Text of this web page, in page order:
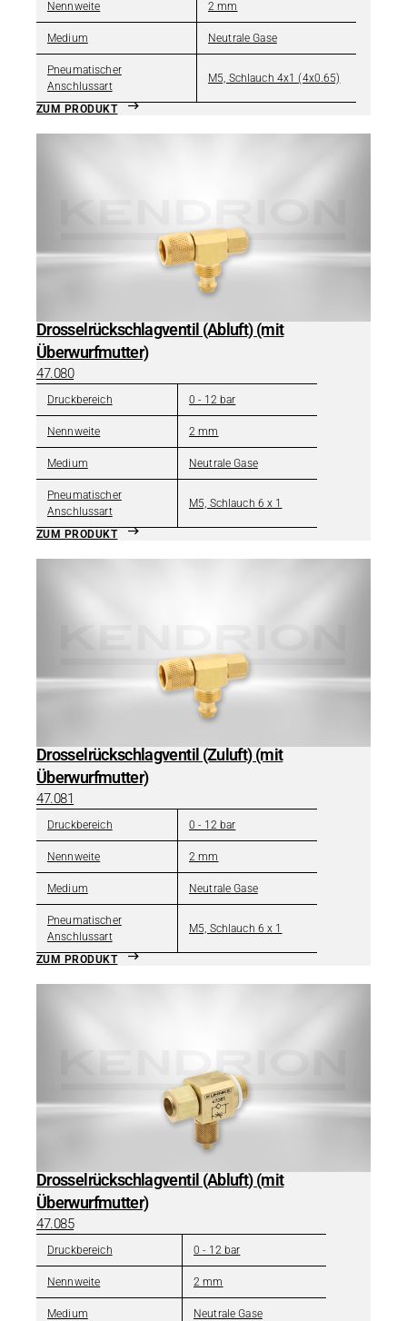
Nennweite 2 mm
Medium Neutrale Gase
Pneumatischer
Anschlussart
M5, Schlauch 4x1 (4x0.65)
ZUM PRODUKT
Drosselrückschlagventil (Abluft) (mit
Überwurfmutter)
47.080
Druckbereich 0 - 12 bar
Nennweite 2 mm
Medium Neutrale Gase
Pneumatischer
Anschlussart
M5, Schlauch 6 x 1
ZUM PRODUKT
Drosselrückschlagventil (Zuluft) (mit
Überwurfmutter)
47.081
Druckbereich 0 - 12 bar
Nennweite 2 mm
Medium Neutrale Gase
Pneumatischer
Anschlussart
M5, Schlauch 6 x 1
ZUM PRODUKT
Drosselrückschlagventil (Abluft) (mit
Überwurfmutter)
47.085
Druckbereich 0 - 12 bar
Nennweite 2 mm
Medium Neutrale Gase